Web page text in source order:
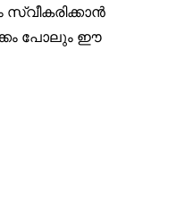
പോലും ഈ